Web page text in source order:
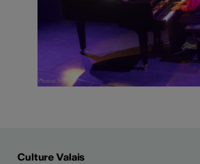
Culture Valais